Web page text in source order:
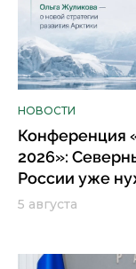
НОВОСТИ
Конференция
2026»:
России уже
5 августа